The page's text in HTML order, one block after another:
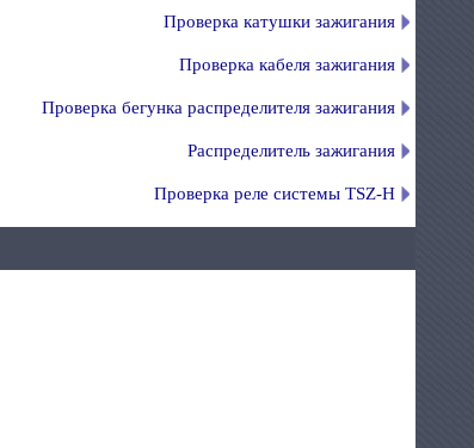
Проверка катушки зажигания
Проверка кабеля зажигания
Проверка бегунка распределителя зажигания
Распределитель зажигания
Проверка реле системы TSZ-H